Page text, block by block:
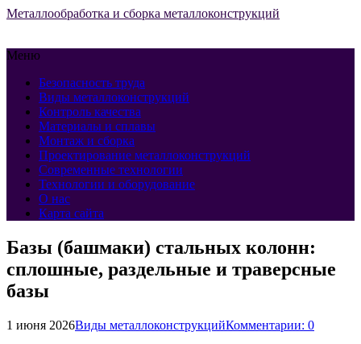
Металлообработка и сборка металлоконструкций
Меню
Безопасность труда
Виды металлоконструкций
Контроль качества
Материалы и сплавы
Монтаж и сборка
Проектирование металлоконструкций
Современные технологии
Технологии и оборудование
О нас
Карта сайта
Базы (башмаки) стальных колонн:
сплошные, раздельные и траверсные
базы
1 июня 2026Виды металлоконструкцийКомментарии: 0